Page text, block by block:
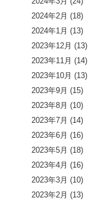
2024年2月 (18)
2024年1月 (13)
2023年12月 (13)
2023年11月 (14)
2023年10月 (13)
2023年9月 (15)
2023年8月 (10)
2023年7月 (14)
2023年6月 (16)
2023年5月 (18)
2023年4月 (16)
2023年3月 (10)
2023年2月 (13)